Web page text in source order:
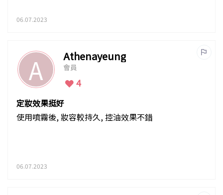
06.07.2023
A Athenayeung
會員
4
定妝效果挺好
使用噴霧後, 妝容較持久, 控油效果不錯
06.07.2023